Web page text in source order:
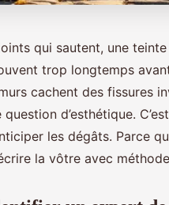
qui sautent, une
trop longtemps
cachent des fissures
question d’esthétique.
les dégâts. Parce
la vôtre avec